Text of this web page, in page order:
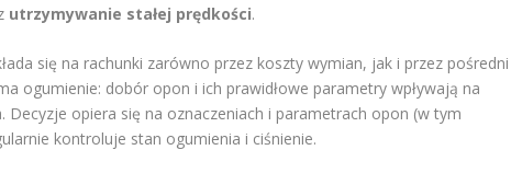
utrzymywanie stałej prędkości.
się na rachunki zarówno przez koszty wymian, jak i przez pośredni
ogumienie: dobór opon i ich prawidłowe parametry wpływają na
opiera się na oznaczeniach i parametrach opon (w tym
kontroluje stan ogumienia i ciśnienie.